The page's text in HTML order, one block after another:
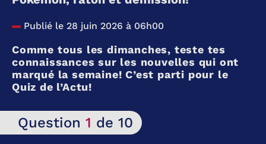
Publié le 28 juin 2026 à 06h00
Comme tous les dimanches, teste tes
connaissances sur les nouvelles qui ont
marqué la semaine! C’est parti pour le
Quiz de l’Actu!
Question 1 de 10